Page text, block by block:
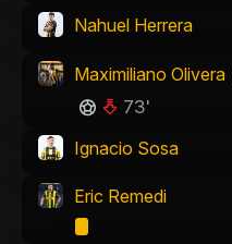
Nahuel Herrera
Maximiliano Olivera
73'
Ignacio Sosa
Eric Remedi